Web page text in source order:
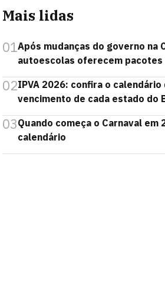
Mais lidas
01Após mudanças do governo na
autoescolas oferecem pacotes
02IPVA 2026: confira o calendário
vencimento de cada estado do
03Quando começa o Carnaval em
calendário